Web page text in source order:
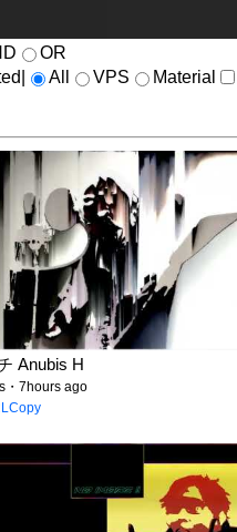
OR
All VPS Material
Anubis H
・7hours ago